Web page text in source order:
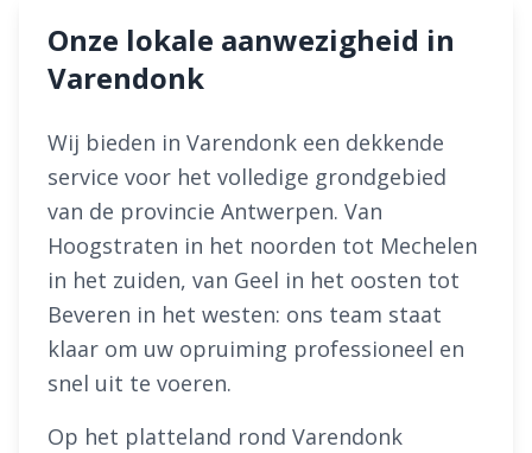
Onze lokale aanwezigheid in
Varendonk
Wij bieden in Varendonk een dekkende
service voor het volledige grondgebied
van de provincie Antwerpen. Van
Hoogstraten in het noorden tot Mechelen
in het zuiden, van Geel in het oosten tot
Beveren in het westen: ons team staat
klaar om uw opruiming professioneel en
snel uit te voeren.
Op het platteland rond Varendonk